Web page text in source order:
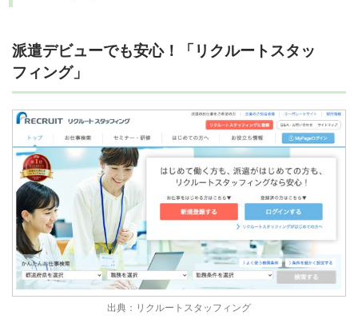
派遣デビューでも安心！「リクルートスタッ
フィング」
出典：リクルートスタッフィング